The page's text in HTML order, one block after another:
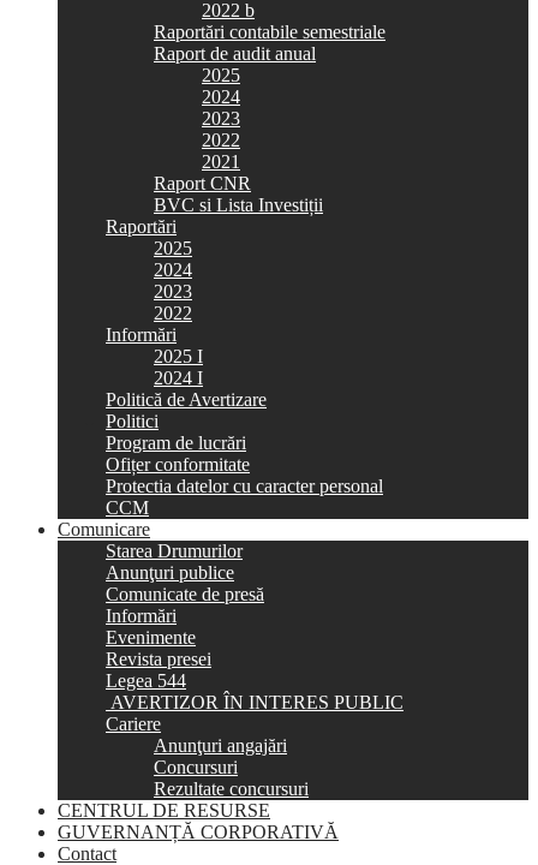
2022 b
Raportări contabile semestriale
Raport de audit anual
2025
2024
2023
2022
2021
Raport CNR
BVC si Lista Investiții
Raportări
2025
2024
2023
2022
Informări
2025 I
2024 I
Politică de Avertizare
Politici
Program de lucrări
Ofițer conformitate
Protectia datelor cu caracter personal
CCM
Comunicare
Starea Drumurilor
Anunţuri publice
Comunicate de presă
Informări
Evenimente
Revista presei
Legea 544
AVERTIZOR ÎN INTERES PUBLIC
Cariere
Anunţuri angajări
Concursuri
Rezultate concursuri
CENTRUL DE RESURSE
GUVERNANȚĂ CORPORATIVĂ
Contact